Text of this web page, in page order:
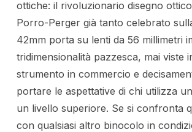
ottiche: il rivoluzionario disegno
Porro-Perger già tanto celebrato
42mm porta su lenti da 56 millimetri
tridimensionalità pazzesca, mai viste
strumento in commercio e
portare le aspettative di chi utilizza
un livello superiore. Se si confronta
con qualsiasi altro binocolo in